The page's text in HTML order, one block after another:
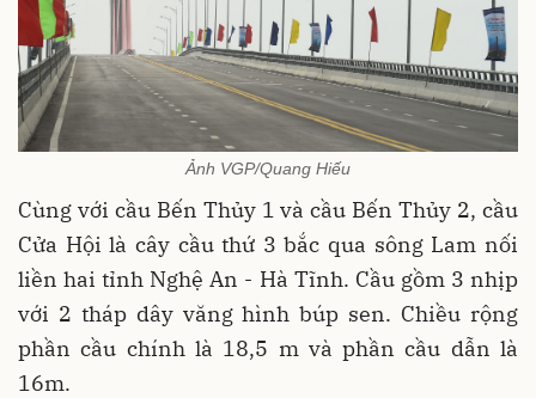
Ảnh VGP/Quang Hiếu
Cùng với cầu Bến Thủy 1 và cầu Bến Thủy 2, cầu
Cửa Hội là cây cầu thứ 3 bắc qua sông Lam nối
liền hai tỉnh Nghệ An - Hà Tĩnh. Cầu gồm 3 nhịp
với 2 tháp dây văng hình búp sen. Chiều rộng
phần cầu chính là 18,5 m và phần cầu dẫn là
16m.